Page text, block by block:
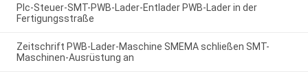
Plc-Steuer-SMT-PWB-Lader-Entlader PWB-Lader in der
Fertigungsstraße
Zeitschrift PWB-Lader-Maschine SMEMA schließen SMT-
Maschinen-Ausrüstung an